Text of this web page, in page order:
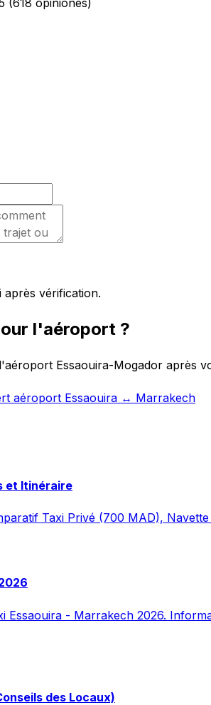
après vérification.
l'aéroport ?
Essaouira-Mogador après
aéroport Essaouira ↔ Marrakech
et Itinéraire
Taxi Privé (700 MAD),
Essaouira - Marrakech 2026.
des Locaux)